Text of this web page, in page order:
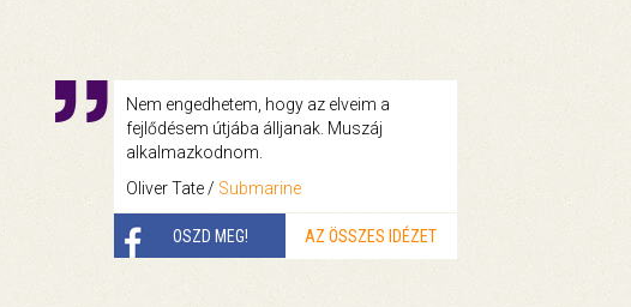
Nem engedhetem, hogy az elveim a
fejlődésem útjába álljanak. Muszáj
alkalmazkodnom.
Oliver Tate / Submarine
OSZD MEG! AZ ÖSSZES IDÉZET